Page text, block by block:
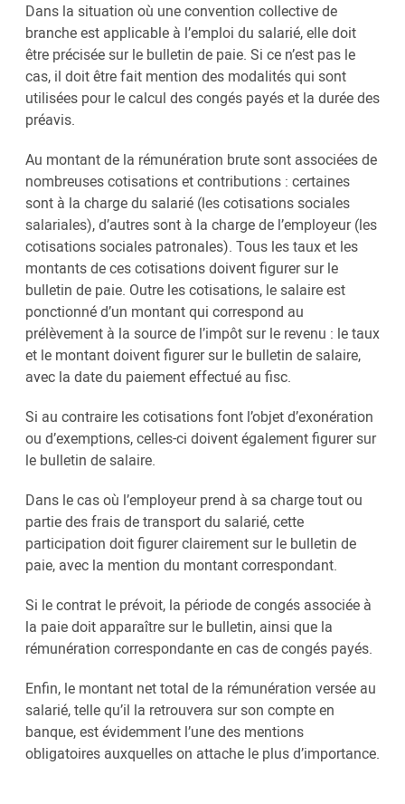
Dans la situation où une convention collective de
branche est applicable à l’emploi du salarié, elle doit
être précisée sur le bulletin de paie. Si ce n’est pas le
cas, il doit être fait mention des modalités qui sont
utilisées pour le calcul des congés payés et la durée des
préavis.
Au montant de la rémunération brute sont associées de
nombreuses cotisations et contributions : certaines
sont à la charge du salarié (les cotisations sociales
salariales), d’autres sont à la charge de l’employeur (les
cotisations sociales patronales). Tous les taux et les
montants de ces cotisations doivent figurer sur le
bulletin de paie. Outre les cotisations, le salaire est
ponctionné d’un montant qui correspond au
prélèvement à la source de l’impôt sur le revenu : le taux
et le montant doivent figurer sur le bulletin de salaire,
avec la date du paiement effectué au fisc.
Si au contraire les cotisations font l’objet d’exonération
ou d’exemptions, celles-ci doivent également figurer sur
le bulletin de salaire.
Dans le cas où l’employeur prend à sa charge tout ou
partie des frais de transport du salarié, cette
participation doit figurer clairement sur le bulletin de
paie, avec la mention du montant correspondant.
Si le contrat le prévoit, la période de congés associée à
la paie doit apparaître sur le bulletin, ainsi que la
rémunération correspondante en cas de congés payés.
Enfin, le montant net total de la rémunération versée au
salarié, telle qu’il la retrouvera sur son compte en
banque, est évidemment l’une des mentions
obligatoires auxquelles on attache le plus d’importance.